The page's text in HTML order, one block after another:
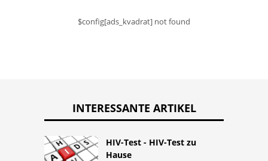
$config[ads_kvadrat] not found
INTERESSANTE ARTIKEL
HIV-Test - HIV-Test zu
Hause